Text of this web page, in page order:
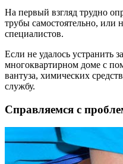
На первый взгляд трудно
трубы самостоятельно, или
специалистов.
Если не удалось устранить
многоквартирном доме с
вантуза, химических
службу.
Справляемся с